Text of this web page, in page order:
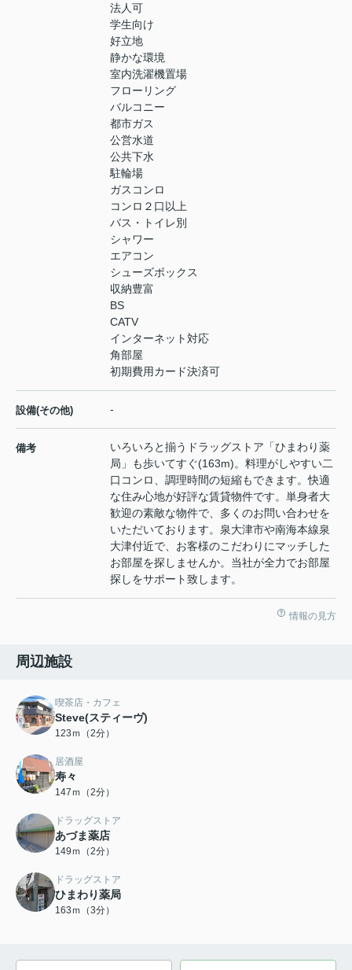
法人可
学生向け
好立地
静かな環境
室内洗濯機置場
フローリング
バルコニー
都市ガス
公営水道
公共下水
駐輪場
ガスコンロ
コンロ２口以上
バス・トイレ別
シャワー
エアコン
シューズボックス
収納豊富
BS
CATV
インターネット対応
角部屋
初期費用カード決済可
設備(その他) -
備考
いろいろと揃うドラッグストア「ひまわり薬
局」も歩いてすぐ(163m)。料理がしやすい二
口コンロ、調理時間の短縮もできます。快適
な住み心地が好評な賃貸物件です。単身者大
歓迎の素敵な物件で、多くのお問い合わせを
いただいております。泉大津市や南海本線泉
大津付近で、お客様のこだわりにマッチした
お部屋を探しませんか。当社が全力でお部屋
探しをサポート致します。
情報の見方
周辺施設
喫茶店・カフェ
Steve(スティーヴ)
123ｍ（2分）
居酒屋
寿々
147ｍ（2分）
ドラッグストア
あづま薬店
149ｍ（2分）
ドラッグストア
ひまわり薬局
163ｍ（3分）